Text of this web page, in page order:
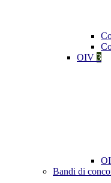
OIV 3
Bandi di